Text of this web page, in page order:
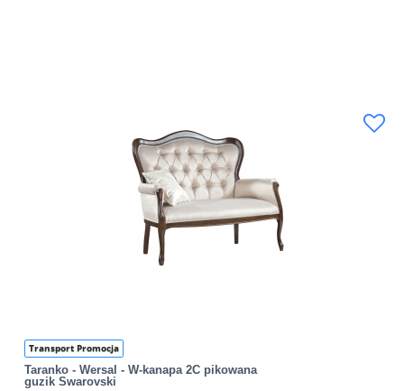
Transport Promocja
Taranko - Wersal - W-kanapa 2C pikowana
guzik Swarovski